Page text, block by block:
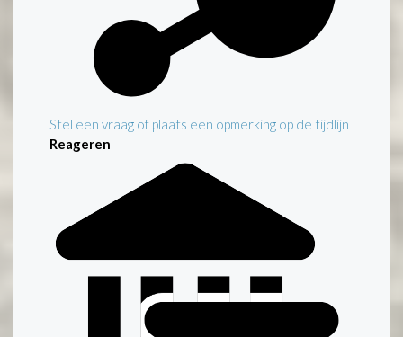
Stel een vraag of plaats een opmerking op de tijdlijn
Reageren